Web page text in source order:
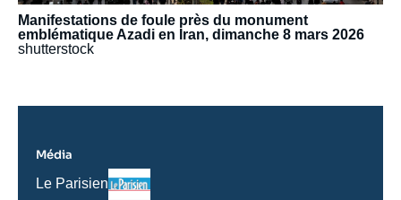
Manifestations de foule près du monument
emblématique Azadi en Iran, dimanche 8 mars 2026
shutterstock
Média
Nom
Le Parisien
Logo